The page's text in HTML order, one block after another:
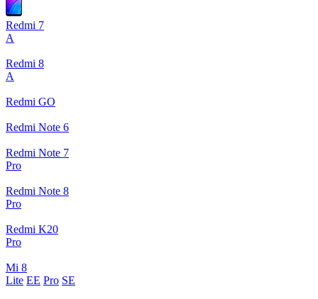
Redmi 7
A
Redmi 8
A
Redmi GO
Redmi Note 6
Redmi Note 7
Pro
Redmi Note 8
Pro
Redmi K20
Pro
Mi 8
Lite EE Pro SE